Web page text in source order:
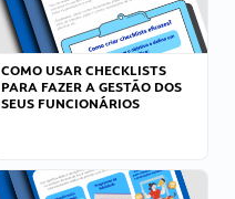
COMO USAR CHECKLISTS
PARA FAZER A GESTÃO DOS
SEUS FUNCIONÁRIOS